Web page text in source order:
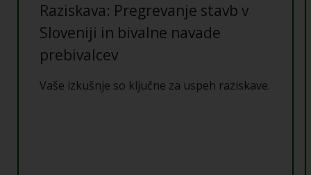
Raziskava: Pregrevanje stavb v
Sloveniji in bivalne navade
prebivalcev
Vaše izkušnje so ključne za uspeh raziskave.